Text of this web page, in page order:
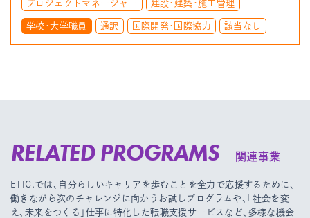
プロジェクトマネージャー 建設・建築・施工管理
学校・大学職員 通訳 国際開発・国際協力 該当なし
RELATED PROGRAMS 関連事業
ETIC.では、自分らしいキャリアを歩むことを全力で応援するために、
働きながら次のチャレンジに向かうお試しプログラムや、
「社会を変
え、未来をつくる」仕事に特化した転職支援サービスなど、多様な機会